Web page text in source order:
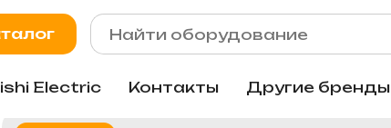
Electric Контакты Другие бренды